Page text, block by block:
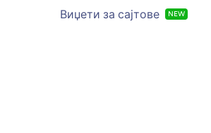
Виџети за сајтове NEW